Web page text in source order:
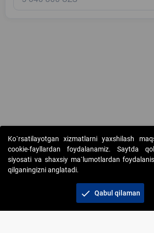
Copyright © 2017-2026. "Elektron onlayn-
AJ. Barcha huquqlar himoyalangan
+998 71 202-21-11
Ko`rsatilayotgan xizmatlarni yaxshilash
cookie-fayllardan foydalanamiz. Saytda
siyosati va shaxsiy ma`lumotlardan
qilganingizni anglatadi.
check Qabul qilaman